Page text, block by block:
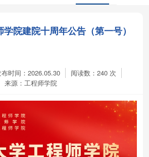
院建院十周年公告（第一号）
时间：2026.05.30 阅读数： 240 次
来源：工程师学院